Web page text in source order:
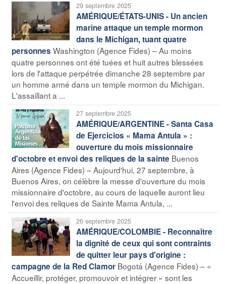
29 septembre 2025
AMÉRIQUE/ÉTATS-UNIS - Un ancien
marine attaque un temple mormon
dans le Michigan, tuant quatre
personnes Washington (Agence Fides) – Au moins
quatre personnes ont été tuées et huit autres blessées
lors de l'attaque perpétrée dimanche 28 septembre par
un homme armé dans un temple mormon du Michigan.
L'assaillant a ...
27 septembre 2025
AMÉRIQUE/ARGENTINE - Santa Casa
de Ejercicios « Mama Antula » :
ouverture du mois missionnaire
d'octobre et envoi des reliques de la sainte Buenos
Aires (Agence Fides) – Aujourd'hui, 27 septembre, à
Buenos Aires, on célèbre la messe d'ouverture du mois
missionnaire d'octobre, au cours de laquelle auront lieu
l'envoi des reliques de Sainte Mama Antula, ...
26 septembre 2025
AMÉRIQUE/COLOMBIE - Reconnaître
la dignité de ceux qui sont contraints
de quitter leur pays d'origine :
campagne de la Red Clamor Bogotá (Agence Fides) – «
Accueillir, protéger, promouvoir et intégrer » sont les